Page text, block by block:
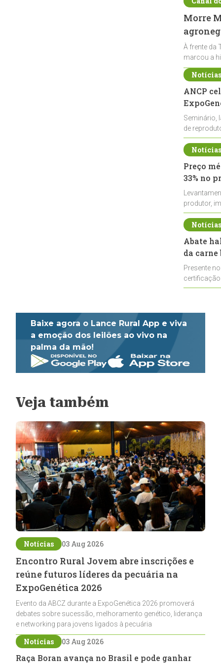
Morre
À frente da
marcou a
ANCP
Seminário,
de
durante a
Preço
33% no
produtor,
de leite cru
Abate
da
Presente
Baixe agora o Lance Rural App e viva
a emoção dos leilões ao vivo na
palma da mão!
Veja também
Notícias 03 Aug 2026
Encontro Rural Jovem abre inscrições e
reúne futuros líderes da pecuária na
ExpoGenética 2026
Evento da ABCZ durante a ExpoGenética 2026 promoverá
debates sobre sucessão, melhoramento genético, liderança
e networking para jovens ligados à pecuária
Notícias 03 Aug 2026
Raça Boran avança no Brasil e pode ganhar